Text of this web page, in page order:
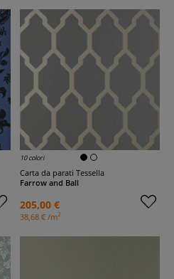
10 colori
Carta da parati Tessella
Farrow and Ball
205,00 €
38,68 € /m2